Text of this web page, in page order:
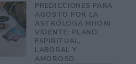
PREDICCIONES PARA
AGOSTO POR LA
ASTRÓLOGA MHONI
VIDENTE: PLANO
ESPIRITUAL,
LABORAL Y
AMOROSO